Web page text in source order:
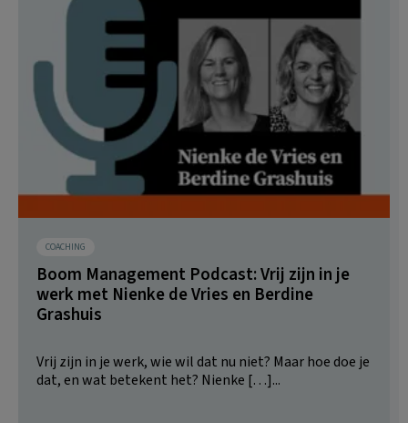
COACHING
Boom Management Podcast: Vrij zijn in je
werk met Nienke de Vries en Berdine
Grashuis
Vrij zijn in je werk, wie wil dat nu niet? Maar hoe doe je
dat, en wat betekent het? ⁠Nienke […]...